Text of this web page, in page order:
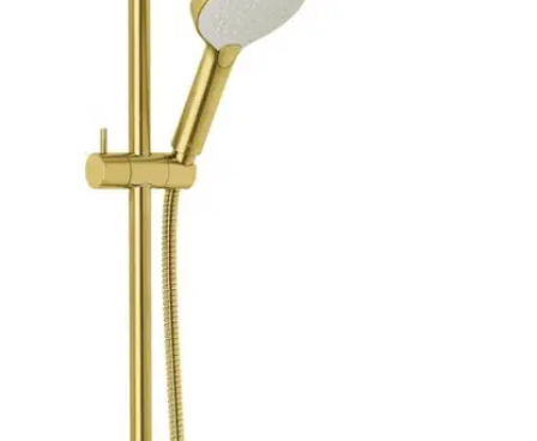
Postin pakettiautomaattiin tai
palvelupisteeseen!
Etu ei koske Suuri‑lisäpalvelulla toimitettavia tuotteita.
Tarkista myymäläsaatavuus
Tuotekuvaus